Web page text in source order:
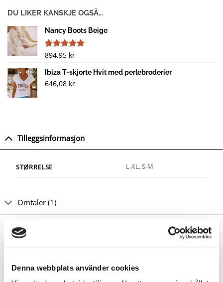
Denna webbplats använder cookies
DU LIKER KANSKJE OGSÅ…
Nancy Boots Beige
Vurdert
basert på
1
kundevurdering
894,95 kr
Ibiza T-skjorte Hvit med perlebroderier
646,08 kr
Tilleggsinformasjon
STØRRELSE L-XL, S-M
Omtaler (1)